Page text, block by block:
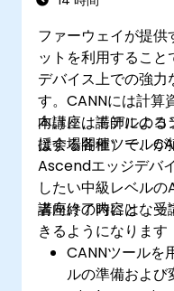
ファーウェイが提
ットを利用するこ
デバイス上での強力
す。CANNには計算
向けに、モデルの
援する各種ツールが
本講座は講師によ
は会場開催）で、
Ascendエッジデバ
したい中級レベル
者向けの内容となっ
講座終了時には、
きるようになります
CANNツールを
ルの準備および